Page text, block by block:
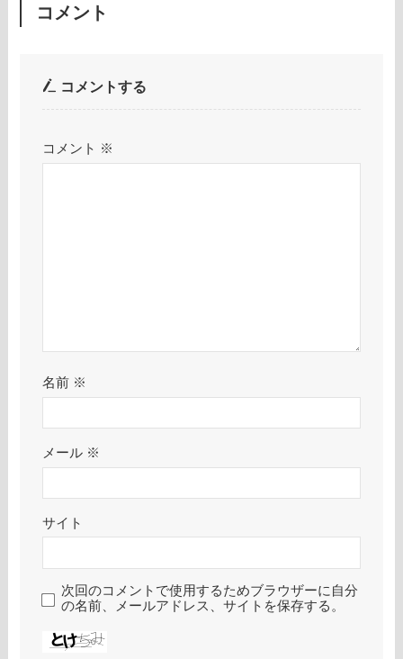
コメント
コメントする
コメント ※
名前 ※
メール ※
サイト
次回のコメントで使用するためブラウザーに自分
の名前、メールアドレス、サイトを保存する。